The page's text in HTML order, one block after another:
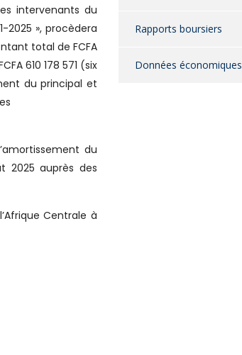
intervenants du
2025 », procèdera
total de FCFA
610 178 571 (six
du principal et
du
2025 auprès des
Centrale à
Rapports boursiers
Données économiques